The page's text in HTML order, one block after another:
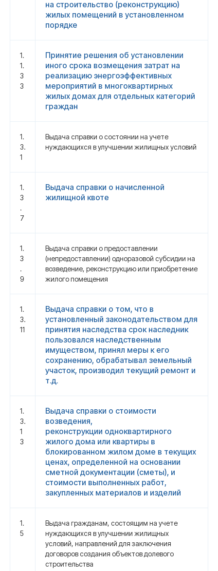
на строительство (реконструкцию)
жилых помещений в установленном
порядке
1.
1.
3
3
Принятие решения об установлении
иного срока возмещения затрат на
реализацию энергоэффективных
мероприятий в многоквартирных
жилых домах для отдельных категорий
граждан
1.
3.
1
Выдача справки о состоянии на учете
нуждающихся в улучшении жилищных условий
1.
3
.
7
Выдача справки о начисленной
жилищной квоте
1.
3
.
9
Выдача справки о предоставлении
(непредоставлении) одноразовой субсидии на
возведение, реконструкцию или приобретение
жилого помещения
1.
3.
11
Выдача справки о том, что в
установленный законодательством для
принятия наследства срок наследник
пользовался наследственным
имуществом, принял меры к его
сохранению, обрабатывал земельный
участок, производил текущий ремонт и
т.д.
1.
3.
1
3
Выдача справки о стоимости
возведения,
реконструкции одноквартирного
жилого дома или квартиры в
блокированном жилом доме в текущих
ценах, определенной на основании
сметной документации (сметы), и
стоимости выполненных работ,
закупленных материалов и изделий
1.
5
Выдача гражданам, состоящим на учете
нуждающихся в улучшении жилищных
условий, направлений для заключения
договоров создания объектов долевого
строительства